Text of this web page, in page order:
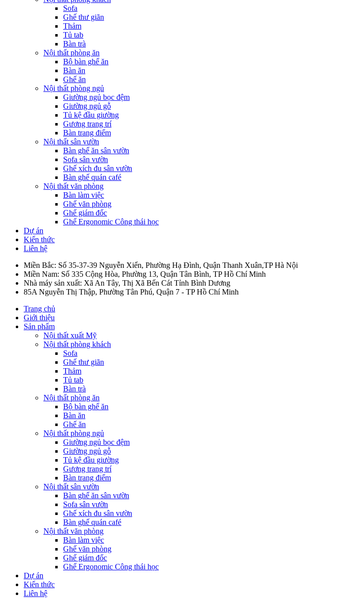
Sofa
Ghế thư giãn
Thảm
Tủ tab
Bàn trà
Nội thất phòng ăn
Bộ bàn ghế ăn
Bàn ăn
Ghế ăn
Nội thất phòng ngủ
Giường ngủ bọc đệm
Giường ngủ gỗ
Tủ kệ đầu giường
Gương trang trí
Bàn trang điểm
Nội thất sân vườn
Bàn ghế ăn sân vườn
Sofa sân vườn
Ghế xích đu sân vườn
Bàn ghế quán café
Nội thất văn phòng
Bàn làm việc
Ghế văn phòng
Ghế giám đốc
Ghế Ergonomic Công thái học
Dự án
Kiến thức
Liên hệ
Miền Bắc: Số 35-37-39 Nguyễn Xiển, Phường Hạ Đình, Quận Thanh Xuân,TP Hà Nội
Miền Nam: Số 335 Cộng Hòa, Phường 13, Quận Tân Bình, TP Hồ Chí Minh
Nhà máy sản xuất: Xã An Tây, Thị Xã Bến Cát Tỉnh Bình Dương
85A Nguyễn Thị Thập, Phường Tân Phú, Quận 7 - TP Hồ Chí Minh
Trang chủ
Giới thiệu
Sản phẩm
Nội thất xuất Mỹ
Nội thất phòng khách
Sofa
Ghế thư giãn
Thảm
Tủ tab
Bàn trà
Nội thất phòng ăn
Bộ bàn ghế ăn
Bàn ăn
Ghế ăn
Nội thất phòng ngủ
Giường ngủ bọc đệm
Giường ngủ gỗ
Tủ kệ đầu giường
Gương trang trí
Bàn trang điểm
Nội thất sân vườn
Bàn ghế ăn sân vườn
Sofa sân vườn
Ghế xích đu sân vườn
Bàn ghế quán café
Nội thất văn phòng
Bàn làm việc
Ghế văn phòng
Ghế giám đốc
Ghế Ergonomic Công thái học
Dự án
Kiến thức
Liên hệ